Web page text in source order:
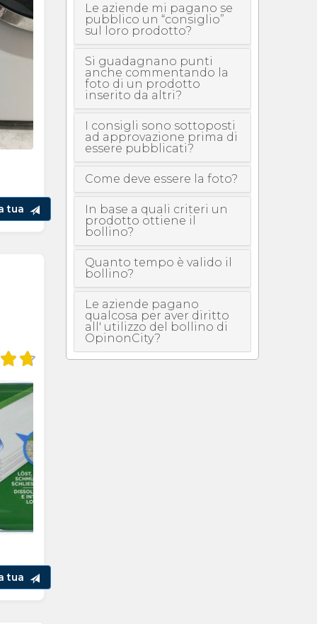
Le aziende mi pagano se
pubblico un “consiglio”
sul loro prodotto?
Si guadagnano punti
anche commentando la
foto di un prodotto
inserito da altri?
I consigli sono sottoposti
ad approvazione prima di
essere pubblicati?
Come deve essere la foto?
In base a quali criteri un
prodotto ottiene il
bollino?
Quanto tempo è valido il
bollino?
Le aziende pagano
qualcosa per aver diritto
all' utilizzo del bollino di
OpinonCity?
tua
tua